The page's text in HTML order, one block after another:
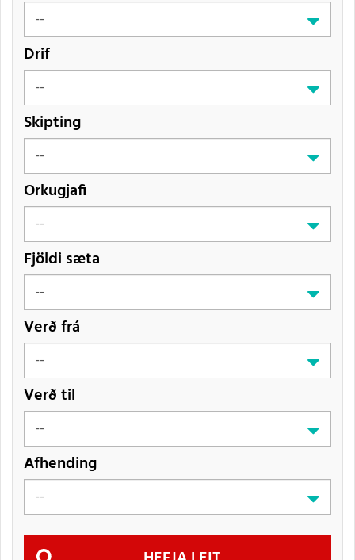
Drif
Skipting
Orkugjafi
Fjöldi sæta
Verð frá
Verð til
Afhending